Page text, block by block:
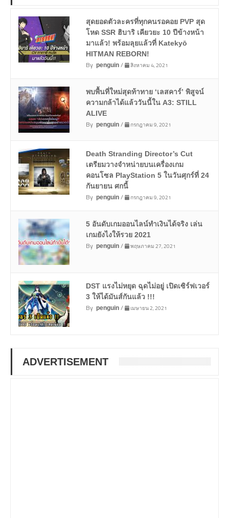
สุดยอดตัวละครที่ทุกคนรอคอย PVP สุด
โหด SSR ฮิบาริ เคียวยะ 10 ปีข้างหน้า
มาแล้ว! พร้อมลุยแล้วที่ Katekyō
HITMAN REBORN!
By penguin/ สิงหาคม 4, 2021
พบพื้นที่ใหม่สุดท้าทาย ‘เลสคาร์’ พิสูจน์
ความกล้าได้แล้ววันนี้ใน A3: STILL
ALIVE
By penguin/ กรกฎาคม 9, 2021
Death Stranding Director’s Cut
เตรียมวางจำหน่ายบนเครื่องเกม
คอนโซล PlayStation 5 ในวันศุกร์ที่ 24
กันยายน ศกนี้
By penguin/ กรกฎาคม 9, 2021
5 อันดับเกมออนไลน์ทำเงินได้จริง เล่น
เกมยังไงให้รวย 2021
By penguin/ พฤษภาคม 27, 2021
DST แรงไม่หยุด ฉุดไม่อยู่ เปิดเซิร์ฟเวอร์
3 ให้ได้มันส์กันแล้ว !!!
By penguin/ เมษายน 2, 2021
ADVERTISEMENT